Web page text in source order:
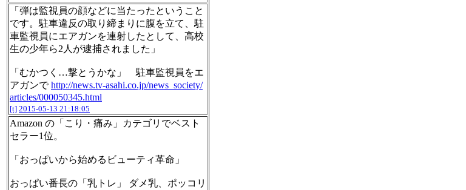
「弾は監視員の顔などに当たったということ
です。駐車違反の取り締まりに腹を立て、駐
車監視員にエアガンを連射したとして、高校
生の少年ら2人が逮捕されました」
「むかつく…撃とうかな」 駐車監視員をエ
アガンでhttp://news.tv-asahi.co.jp/news_society/
articles/000050345.html
[t] 2015-05-13 21:18:05
Amazon の「こり・痛み」カテゴリでベスト
セラー1位。
「おっぱいから始めるビューティ革命」
おっぱい番長の「乳トレ」 ダメ乳、ポッコリ